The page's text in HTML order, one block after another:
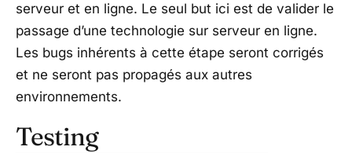
serveur et en ligne. Le seul but ici est de valider le
passage d’une technologie sur serveur en ligne.
Les bugs inhérents à cette étape seront corrigés
et ne seront pas propagés aux autres
environnements.
Testing